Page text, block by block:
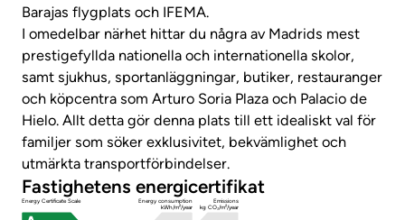
Barajas flygplats och IFEMA.
I omedelbar närhet hittar du några av Madrids mest
prestigefyllda nationella och internationella skolor,
samt sjukhus, sportanläggningar, butiker, restauranger
och köpcentra som Arturo Soria Plaza och Palacio de
Hielo. Allt detta gör denna plats till ett idealiskt val för
familjer som söker exklusivitet, bekvämlighet och
utmärkta transportförbindelser.
Fastighetens energicertifikat
Energy Certificate Scale
Energy consumption
kWh/m²/year
Emissions
kg CO₂/m²/year